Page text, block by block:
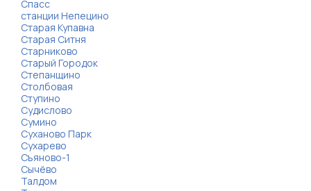
Спасс
станции Непецино
Старая Купавна
Старая Ситня
Старниково
Старый Городок
Степанщино
Столбовая
Ступино
Судислово
Сумино
Суханово Парк
Сухарево
Съяново-1
Сычёво
Талдом